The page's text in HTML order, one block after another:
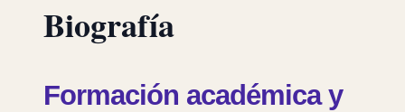
Biografía
Formación académica y